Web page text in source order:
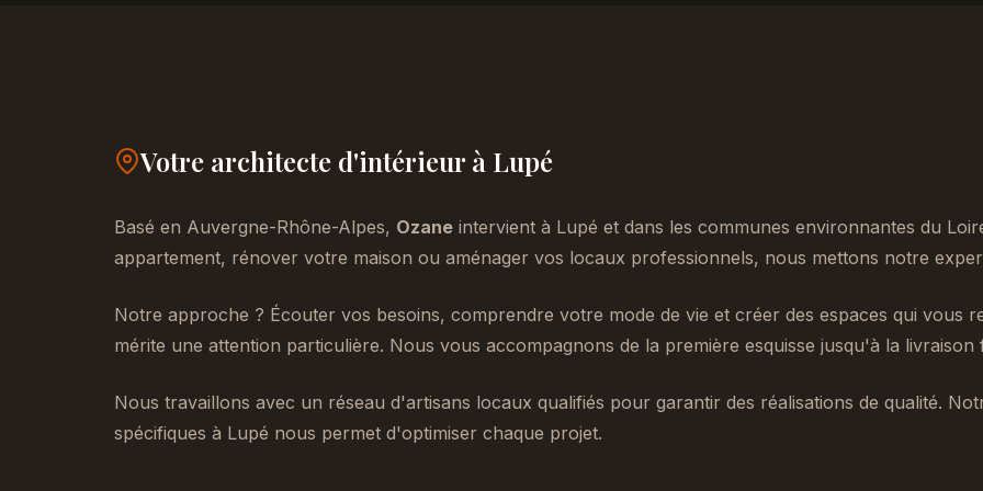
Votre architecte d'intérieur à Lupé
Basé en Auvergne-Rhône-Alpes, Ozane intervient à Lupé et dans les communes environnantes du
appartement, rénover votre maison ou aménager vos locaux professionnels, nous mettons notre
Notre approche ? Écouter vos besoins, comprendre votre mode de vie et créer des espaces qui vous
mérite une attention particulière. Nous vous accompagnons de la première esquisse jusqu'à la livraison
Nous travaillons avec un réseau d'artisans locaux qualifiés pour garantir des réalisations de qualité.
spécifiques à Lupé nous permet d'optimiser chaque projet.